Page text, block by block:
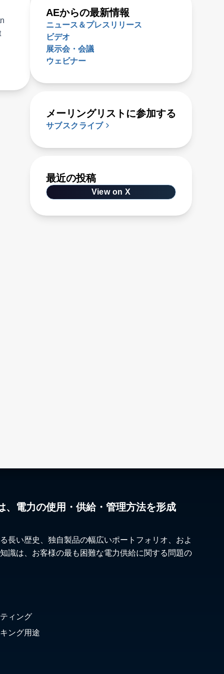
AEからの最新情報
ニュース＆プレスリリース
ビデオ
展示会・会議
ウェビナー
メーリングリストに参加する
サブスクライブ
最近の投稿
View on X
、電力の使用・供給・管理方法を形成
長い歴史、独自製品の幅広いポートフォリオ、およ
識は、お客様の最も困難な電力供給に関する問題の
ィング
ング用途